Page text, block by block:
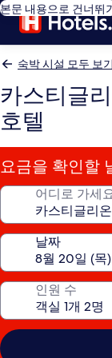
본문 내용으로 건너뛰
숙박 시설 모두 보기
카스티글
호텔
요금을 확인할
어디로 가세
날짜
인원 수